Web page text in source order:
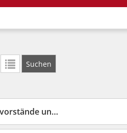
mit Platzhalter "*", Bsp. Pfarrer*,
Suchen
Gremien (AV-VO)